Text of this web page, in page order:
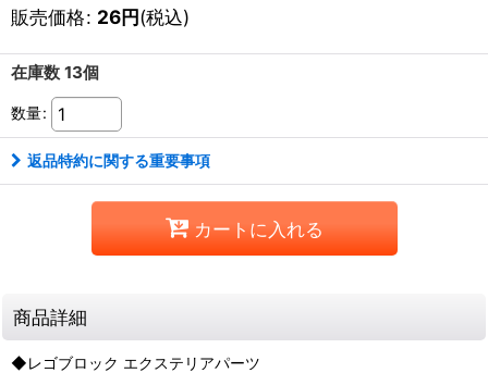
販売価格: 26円(税込)
在庫数 13個
数量:
返品特約に関する重要事項
カートに入れる
商品詳細
◆レゴブロック エクステリアパーツ